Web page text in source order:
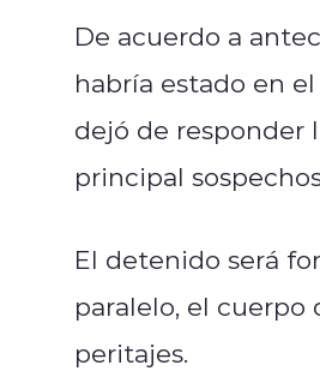
De acuerdo a
habría estado en
dejó de responder
principal
El detenido será
paralelo, el
peritajes.